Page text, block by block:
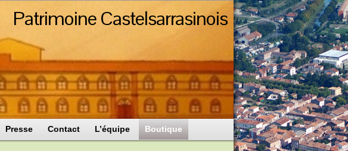
Patrimoine Castelsarrasinois
Presse Contact L’équipe Boutique